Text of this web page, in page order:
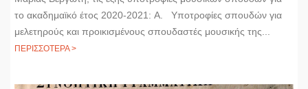
το ακαδημαϊκό έτος 2020-2021: A. Υποτροφίες σπουδών για
μελετηρούς και προικισμένους σπουδαστές μουσικής της...
ΠΕΡΙΣΣΟΤΕΡΑ >